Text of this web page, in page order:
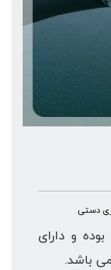
دستی
و دارای
باشد.